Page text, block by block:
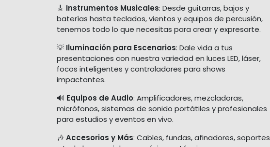
🎸 Instrumentos Musicales: Desde guitarras, bajos y
baterías hasta teclados, vientos y equipos de percusión,
tenemos todo lo que necesitas para crear y expresarte.
💡 Iluminación para Escenarios: Dale vida a tus
presentaciones con nuestra variedad en luces LED, láser,
focos inteligentes y controladores para shows
impactantes.
🔊 Equipos de Audio: Amplificadores, mezcladoras,
micrófonos, sistemas de sonido portátiles y profesionales
para estudios y eventos en vivo.
🎶 Accesorios y Más: Cables, fundas, afinadores, soportes